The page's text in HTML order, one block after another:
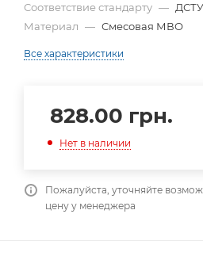
Соответствие стандарту — ДСТУ
Материал — Смесовая МВО
Все характеристики
828.00 грн.
Нет в наличии
Пожалуйста, уточняйте
цену у менеджера